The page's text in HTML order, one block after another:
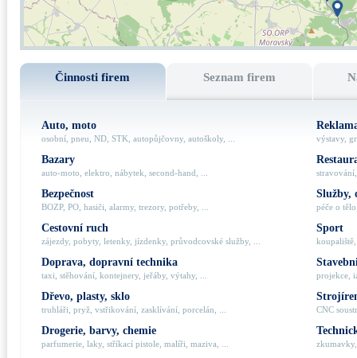
Činnosti firem Seznam firem
Auto, moto
osobní, pneu, ND, STK, autopůjčovny, autoškoly, ...
Bazary
auto-moto, elektro, nábytek, second-hand, ...
Bezpečnost
BOZP, PO, hasiči, alarmy, trezory, potřeby, ...
Cestovní ruch
zájezdy, pobyty, letenky, jízdenky, průvodcovské služby, ...
Doprava, dopravní technika
taxi, stěhování, kontejnery, jeřáby, výtahy, ...
Dřevo, plasty, sklo
truhláři, pryž, vstřikování, zasklívání, porcelán, ...
Drogerie, barvy, chemie
parfumerie, laky, stříkací pistole, malíři, maziva, ...
výstavy,
Služby,
péče o
Sport
projekce,
CNC